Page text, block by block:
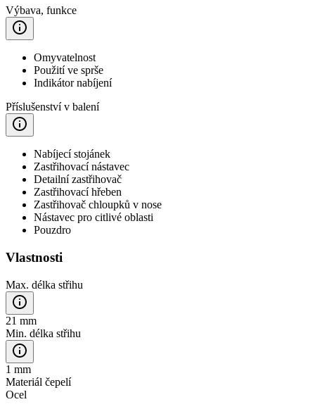
Výbava, funkce
Omyvatelnost
Použití ve sprše
Indikátor nabíjení
Příslušenství v balení
Nabíjecí stojánek
Zastřihovací nástavec
Detailní zastřihovač
Zastřihovací hřeben
Zastřihovač chloupků v nose
Nástavec pro citlivé oblasti
Pouzdro
Vlastnosti
Max. délka střihu
21 mm
Min. délka střihu
1 mm
Materiál čepelí
Ocel